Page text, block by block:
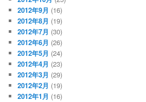
2012年9月 (16)
2012年8月 (19)
2012年7月 (30)
2012年6月 (26)
2012年5月 (24)
2012年4月 (23)
2012年3月 (29)
2012年2月 (19)
2012年1月 (16)